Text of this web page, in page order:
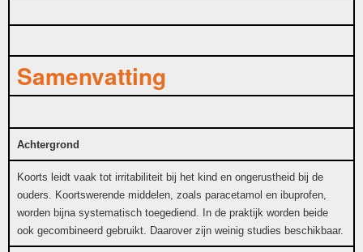
Samenvatting
Achtergrond
Koorts leidt vaak tot irritabiliteit bij het kind en ongerustheid bij de
ouders. Koortswerende middelen, zoals paracetamol en ibuprofen,
worden bijna systematisch toegediend. In de praktijk worden beide
ook gecombineerd gebruikt. Daarover zijn weinig studies beschikbaar.